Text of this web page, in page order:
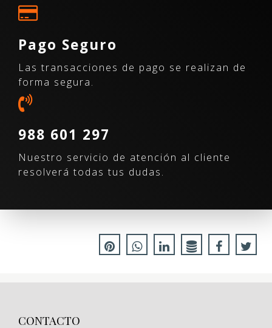
Pago Seguro
Las transacciones de pago se realizan de
forma segura.
988 601 297
Nuestro servicio de atención al cliente
resolverá todas tus dudas.
CONTACTO